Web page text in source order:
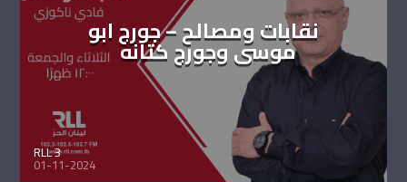
نقابات ومصالح – جورج ابو
موسى وجورج كتانه
RLL 3
01-11-2024